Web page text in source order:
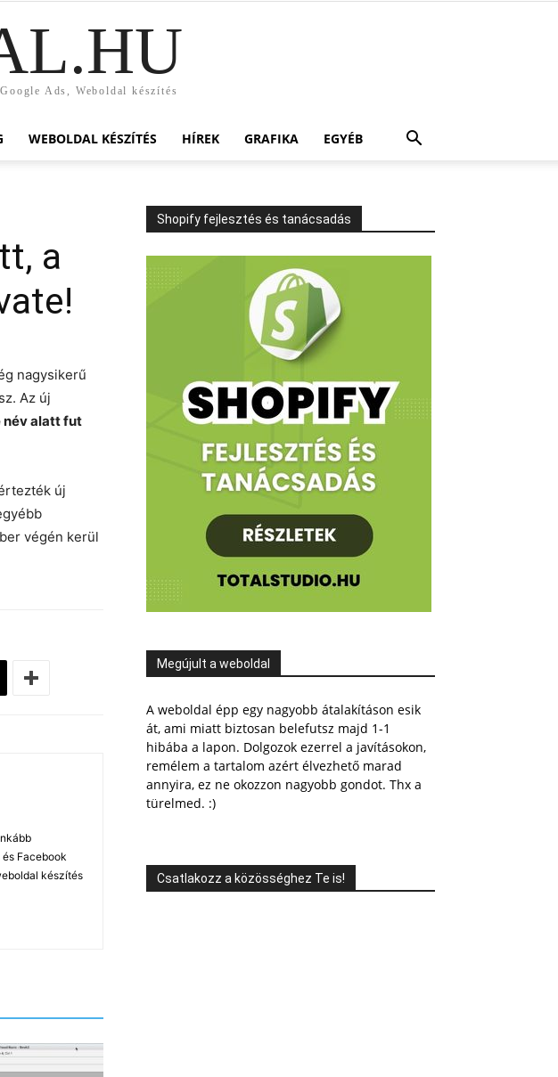
Ads, Weboldal készítés
WEBOLDAL KÉSZÍTÉS HÍREK GRAFIKA EGYÉB
a
nagysikerű
Az új
név alatt fut
új
végén kerül
Facebook
készítés
Shopify fejlesztés és tanácsadás
Megújult a weboldal
A weboldal épp egy nagyobb átalakításon esik
át, ami miatt biztosan belefutsz majd 1-1
hibába a lapon. Dolgozok ezerrel a javításokon,
remélem a tartalom azért élvezhető marad
annyira, ez ne okozzon nagyobb gondot. Thx a
türelmed. :)
Csatlakozz a közösséghez Te is!